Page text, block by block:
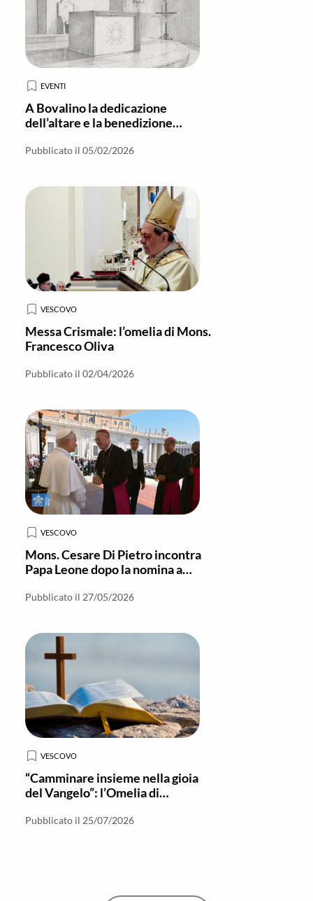
EVENTI
A Bovalino la dedicazione
dell’altare e la benedizione
San Martino
Pubblicato il 05/02/2026
VESCOVO
Messa Crismale: l’omelia di Mons.
Francesco Oliva
Pubblicato il 02/04/2026
VESCOVO
Mons. Cesare Di Pietro incontra
Papa Leone dopo la nomina a
Pubblicato il 27/05/2026
VESCOVO
“Camminare insieme nella gioia
del Vangelo”: l’Omelia di
Pietro
Pubblicato il 25/07/2026